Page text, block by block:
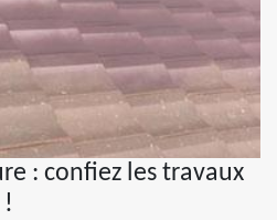
: confiez les travaux